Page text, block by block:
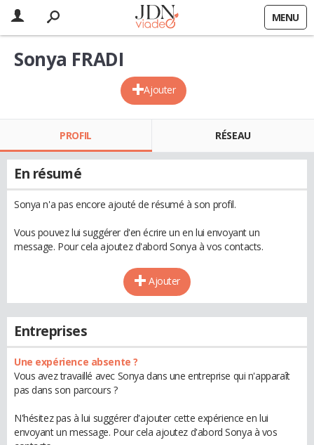
MENU
Ajouter
Sonya FRADI
PROFIL RÉSEAU
En résumé
Sonya n'a pas encore ajouté de résumé à son profil.
Vous pouvez lui suggérer d'en écrire un en lui envoyant un
message. Pour cela ajoutez d'abord Sonya à vos contacts.
Ajouter
Entreprises
Une expérience absente ?
Vous avez travaillé avec Sonya dans une entreprise qui n'apparaît
pas dans son parcours ?
N'hésitez pas à lui suggérer d'ajouter cette expérience en lui
envoyant un message. Pour cela ajoutez d'abord Sonya à vos